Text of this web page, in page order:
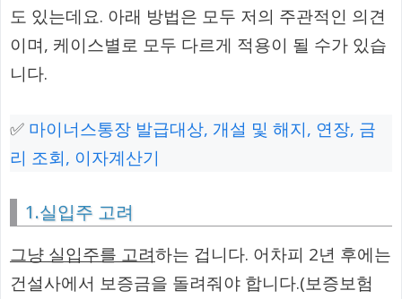
도 있는데요. 아래 방법은 모두 저의 주관적인 의견
이며, 케이스별로 모두 다르게 적용이 될 수가 있습
니다.
✅ 마이너스통장 발급대상, 개설 및 해지, 연장, 금
리 조회, 이자계산기
1.실입주 고려
그냥 실입주를 고려하는 겁니다. 어차피 2년 후에는
건설사에서 보증금을 돌려줘야 합니다.(보증보험